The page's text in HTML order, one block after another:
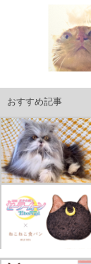
おすすめ記事